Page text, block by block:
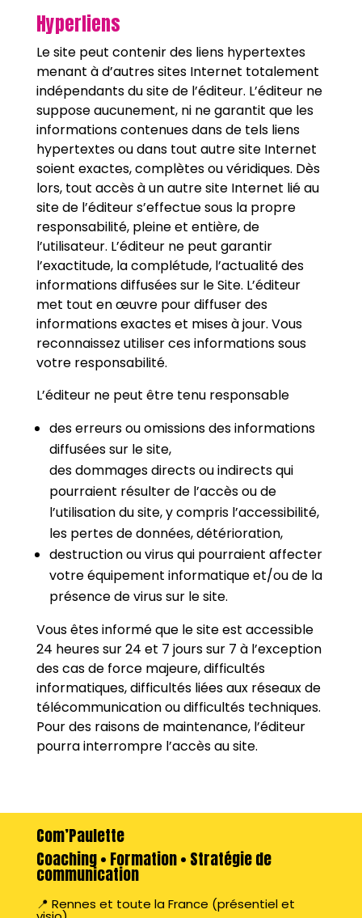
Hyperliens
Le site peut contenir des liens hypertextes
menant à d’autres sites Internet totalement
indépendants du site de l’éditeur. L’éditeur ne
suppose aucunement, ni ne garantit que les
informations contenues dans de tels liens
hypertextes ou dans tout autre site Internet
soient exactes, complètes ou véridiques. Dès
lors, tout accès à un autre site Internet lié au
site de l’éditeur s’effectue sous la propre
responsabilité, pleine et entière, de
l’utilisateur. L’éditeur ne peut garantir
l’exactitude, la complétude, l’actualité des
informations diffusées sur le Site. L’éditeur
met tout en œuvre pour diffuser des
informations exactes et mises à jour. Vous
reconnaissez utiliser ces informations sous
votre responsabilité.
L’éditeur ne peut être tenu responsable
des erreurs ou omissions des informations
diffusées sur le site,
des dommages directs ou indirects qui
pourraient résulter de l’accès ou de
l’utilisation du site, y compris l’accessibilité,
les pertes de données, détérioration,
destruction ou virus qui pourraient affecter
votre équipement informatique et/ou de la
présence de virus sur le site.
Vous êtes informé que le site est accessible
24 heures sur 24 et 7 jours sur 7 à l’exception
des cas de force majeure, difficultés
informatiques, difficultés liées aux réseaux de
télécommunication ou difficultés techniques.
Pour des raisons de maintenance, l’éditeur
pourra interrompre l’accès au site.
Com’Paulette
Coaching • Formation • Stratégie de
communication
📍 Rennes et toute la France (présentiel et